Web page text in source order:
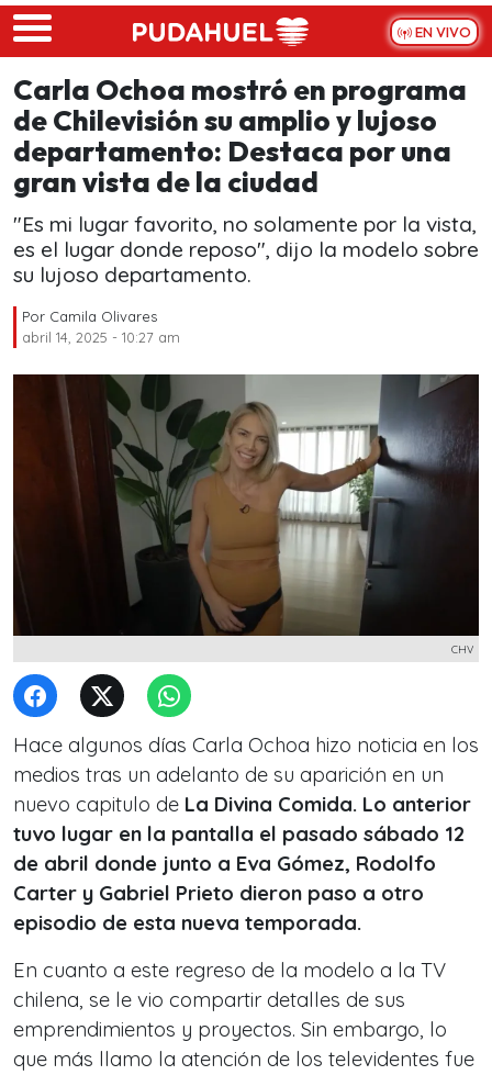
Skip to main content
EN VIVO
Carla Ochoa mostró en programa
de Chilevisión su amplio y lujoso
departamento: Destaca por una
gran vista de la ciudad
"Es mi lugar favorito, no solamente por la vista,
es el lugar donde reposo", dijo la modelo sobre
su lujoso departamento.
Por Camila Olivares
abril 14, 2025 - 10:27 am
CHV
Hace algunos días Carla Ochoa hizo noticia en los
medios tras un adelanto de su aparición en un
nuevo capitulo de La Divina Comida. Lo anterior
tuvo lugar en la pantalla el pasado sábado 12
de abril donde junto a Eva Gómez, Rodolfo
Carter y Gabriel Prieto dieron paso a otro
episodio de esta nueva temporada.
En cuanto a este regreso de la modelo a la TV
chilena, se le vio compartir detalles de sus
emprendimientos y proyectos. Sin embargo, lo
que más llamo la atención de los televidentes fue